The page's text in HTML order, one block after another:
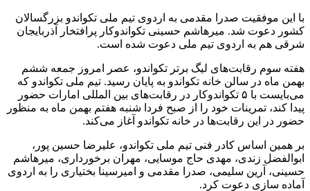
با این موفقیت صدرا مقدمی به اردوی تیم ملی تکواندو بزرگسالان
کشور دعوت شد. میرهاشم حسینی تکواندوکار پرافتخار آذربایجان
شرقی هم به اردوی تیم ملی دعوت شده است.
هفته سوم رقابت‌های لیگ برتر تکواندو، عصر امروز جمعه ششم
بهمن ماه در سالن خانه تکواندو به پایان رسید. تیم ملی تکواندو که
می‌بایست با ۵ تکواندوکار در رقابت‌های بین المللی امارات حضور
پیدا کند، تمرینات خود را از صبح فردا شنبه هفتم بهمن ماه به منظور
حضور در این رقابت‌ها در خانه تکواندو آغاز می‌کند.
بر همین اساس کادر فنی تیم ملی تکواندو، علیرضا حسین پور،
ابوالفضل زندی، مهدی حاج موسایی، مهران برخورداری، میرهاشم
حسینی، آرین سلیمی، صدرا مقدمی و امیرسینا بختیاری را به اردوی
آماده سازی دعوت کرد.